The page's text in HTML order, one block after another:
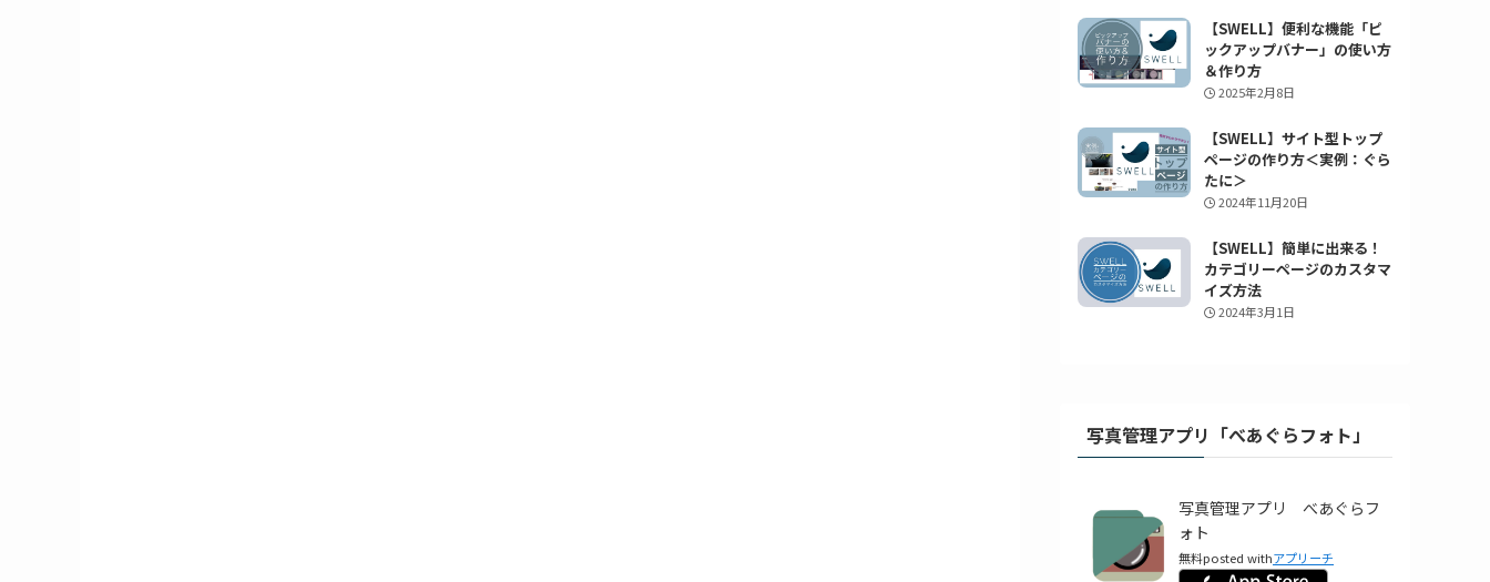
【SWELL】便利な機能「ピ
ックアップバナー」の使い方
＆作り方
2025年2月8日
【SWELL】サイト型トップ
ページの作り方＜実例：ぐら
たに＞
2024年11月20日
【SWELL】簡単に出来る！
カテゴリーページのカスタマ
イズ方法
2024年3月1日
写真管理アプリ「べあぐらフォト」
写真管理アプリ べあぐらフ
ォト
無料posted withアプリーチ